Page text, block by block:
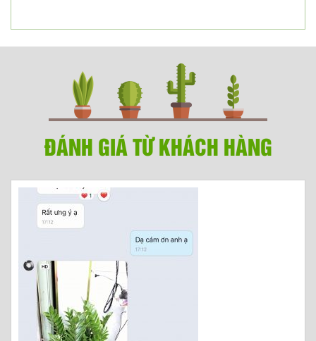
ĐÁNH GIÁ TỪ KHÁCH HÀNG